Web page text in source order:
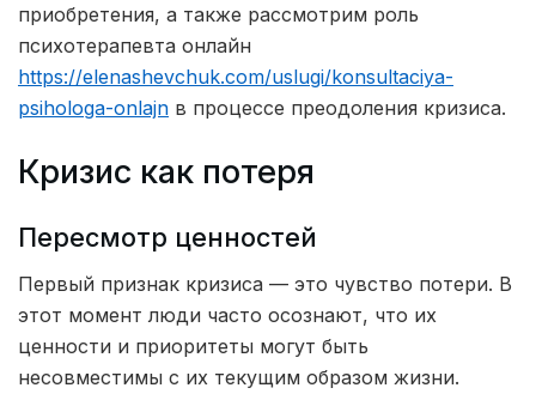
приобретения, а также рассмотрим роль
психотерапевта онлайн
https://elenashevchuk.com/uslugi/konsultaciya-
psihologa-onlajn в процессе преодоления кризиса.
Кризис как потеря
Пересмотр ценностей
Первый признак кризиса — это чувство потери. В
этот момент люди часто осознают, что их
ценности и приоритеты могут быть
несовместимы с их текущим образом жизни.